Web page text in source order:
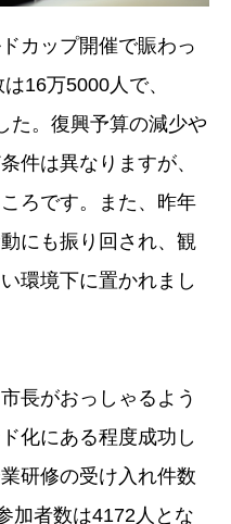
カップ開催で賑わっ
16万5000人で、
た。復興予算の減少や
件は異なりますが、
ろです。また、昨年
にも振り回され、観
環境下に置かれまし
長がおっしゃるよう
化にある程度成功し
研修の受け入れ件数
加者数は4172人とな